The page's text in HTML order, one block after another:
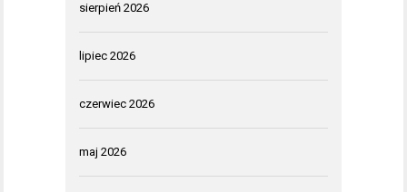
sierpień 2026
lipiec 2026
czerwiec 2026
maj 2026